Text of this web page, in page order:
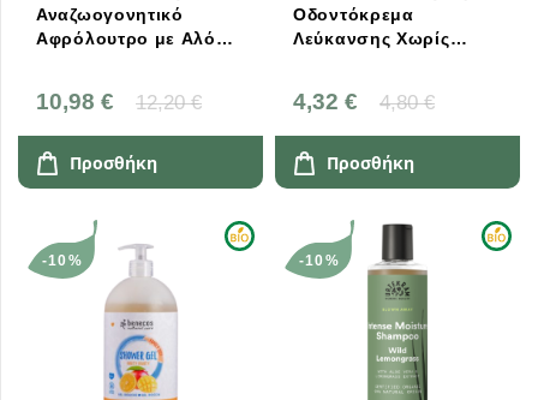
Αναζωογονητικό
Αφρόλουτρο με Αλόη
10,98 € 12,20 €
Προσθήκη
Οδοντόκρεμα
Λεύκανσης Χωρίς
4,32 € 4,80 €
Προσθήκη
-10% -10%